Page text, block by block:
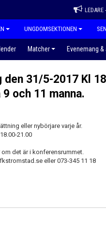
UNGDOMSEKTIONEN
Matcher Evenemang &
31/5-2017 Kl
och 11 manna.
eller nybörjare varje år.
21.00
det är i konferensrummet.
eller 073-345 11 18